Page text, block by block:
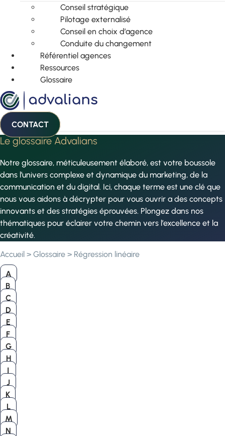
Conseil stratégique
Pilotage externalisé
Conseil en choix d’agence
Conduite du changement
Référentiel agences
Ressources
Glossaire
CONTACT
Le glossaire Advalians
Notre glossaire, méticuleusement élaboré, est votre boussole
dans l’univers complexe et dynamique du marketing, de la
communication et du digital. Ici, chaque terme est une clé que
nous vous aidons à décrypter pour vous ouvrir a des concepts
innovants et des stratégies éprouvées. Plongez dans nos
thématiques pour éclairer votre chemin vers l’excellence et la
créativité.
Accueil > Glossaire > Régression linéaire
A
B
C
D
E
F
G
H
I
J
K
L
M
N